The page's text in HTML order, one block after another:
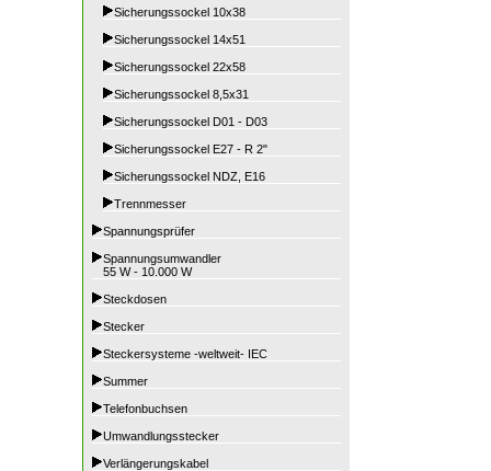
Sicherungssockel 10x38
Sicherungssockel 14x51
Sicherungssockel 22x58
Sicherungssockel 8,5x31
Sicherungssockel D01 - D03
Sicherungssockel E27 - R 2"
Sicherungssockel NDZ, E16
Trennmesser
Spannungsprüfer
Spannungsumwandler
55 W - 10.000 W
Steckdosen
Stecker
Steckersysteme -weltweit- IEC
Summer
Telefonbuchsen
Umwandlungsstecker
Verlängerungskabel